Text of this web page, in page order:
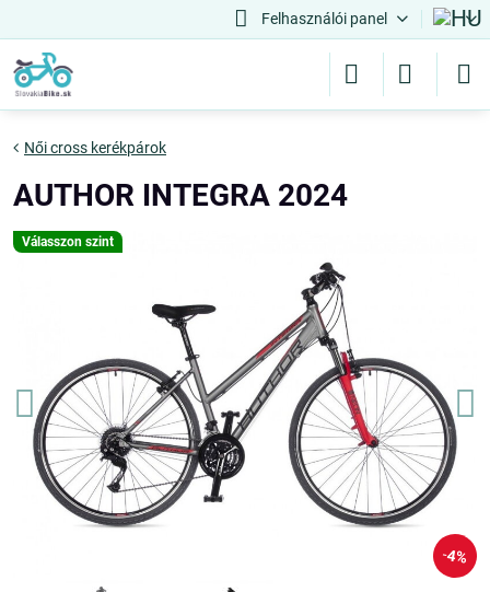
Felhasználói panel
Válasszon szint
4%
Női cross kerékpárok
AUTHOR INTEGRA 2024